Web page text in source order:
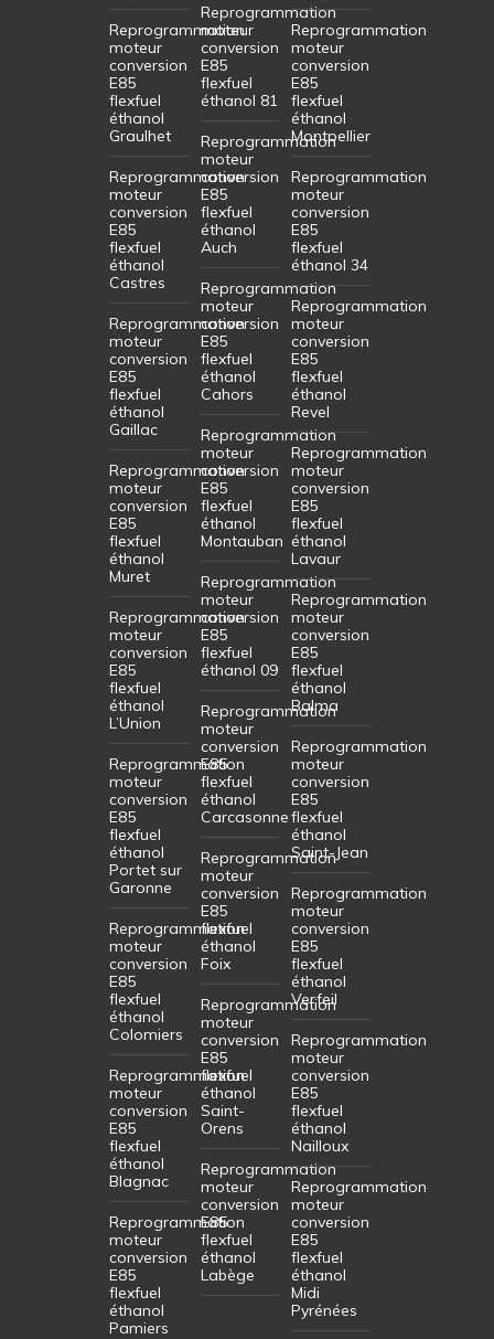
Reprogrammation
moteur
conversion
E85
flexfuel
éthanol
Graulhet
Reprogrammation
moteur
conversion
E85
flexfuel
éthanol
Castres
Reprogrammation
moteur
conversion
E85
flexfuel
éthanol
Gaillac
Reprogrammation
moteur
conversion
E85
flexfuel
éthanol
Muret
Reprogrammation
moteur
conversion
E85
flexfuel
éthanol
L’Union
Reprogrammation
moteur
conversion
E85
flexfuel
éthanol
Portet sur
Garonne
Reprogrammation
moteur
conversion
E85
flexfuel
éthanol
Colomiers
Reprogrammation
moteur
conversion
E85
flexfuel
éthanol
Blagnac
Reprogrammation
moteur
conversion
E85
flexfuel
éthanol
Pamiers
Reprogrammation
moteur
conversion
E85
flexfuel
éthanol 81
Reprogrammation
moteur
conversion
E85
flexfuel
éthanol
Auch
Reprogrammation
moteur
conversion
E85
flexfuel
éthanol
Cahors
Reprogrammation
moteur
conversion
E85
flexfuel
éthanol
Montauban
Reprogrammation
moteur
conversion
E85
flexfuel
éthanol 09
Reprogrammation
moteur
conversion
E85
flexfuel
éthanol
Carcasonne
Reprogrammation
moteur
conversion
E85
flexfuel
éthanol
Foix
Reprogrammation
moteur
conversion
E85
flexfuel
éthanol
Saint-
Orens
Reprogrammation
moteur
conversion
E85
flexfuel
éthanol
Labège
Reprogrammation
moteur
conversion
E85
flexfuel
éthanol
Montpellier
Reprogrammation
moteur
conversion
E85
flexfuel
éthanol 34
Reprogrammation
moteur
conversion
E85
flexfuel
éthanol
Revel
Reprogrammation
moteur
conversion
E85
flexfuel
éthanol
Lavaur
Reprogrammation
moteur
conversion
E85
flexfuel
éthanol
Balma
Reprogrammation
moteur
conversion
E85
flexfuel
éthanol
Saint-Jean
Reprogrammation
moteur
conversion
E85
flexfuel
éthanol
Verfeil
Reprogrammation
moteur
conversion
E85
flexfuel
éthanol
Nailloux
Reprogrammation
moteur
conversion
E85
flexfuel
éthanol
Midi
Pyrénées